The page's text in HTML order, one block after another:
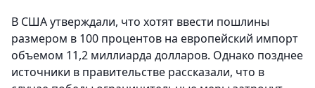
В США утверждали, что хотят ввести пошлины
размером в 100 процентов на европейский импорт
объемом 11,2 миллиарда долларов. Однако позднее
источники в правительстве рассказали, что в